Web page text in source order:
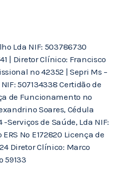
Lda NIF: 503786730
| Diretor Clínico: Francisco
nº 42352 | Sepri Ms –
507134338 Certidão de
de Funcionamento nº
Soares, Cédula
Serviços de Saúde, Lda NIF:
Nº E172820 Licença de
Diretor Clínico: Marco
59133